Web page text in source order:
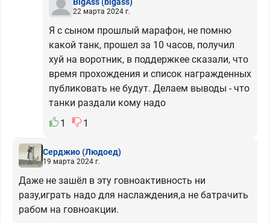
22 марта 2024 г.
Я с сыном прошлый марафон, не помню
какой танк, прошел за 10 часов, получил
хуй на воротник, в поддержкее сказали, что
время прохождения и список награжденных
публиковать не будут. Делаем выводы - что
танки раздали кому надо
1
1
Серджио(Людоед)
19 марта 2024 г.
Даже не зашёл в эту говноактивность ни
разу,играть надо для наслаждения,а не батрачить
рабом на говноакции.